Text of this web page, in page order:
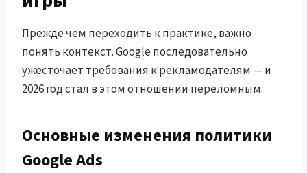
Прежде чем переходить к практике, важно
понять контекст. Google последовательно
ужесточает требования к рекламодателям — и
2026 год стал в этом отношении переломным.
Основные изменения политики
Google Ads